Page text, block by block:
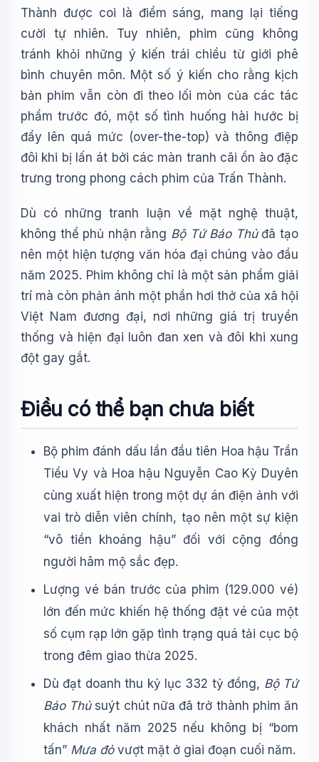
Thành được coi là điểm sáng, mang lại tiếng
cười tự nhiên. Tuy nhiên, phim cũng không
tránh khỏi những ý kiến trái chiều từ giới phê
bình chuyên môn. Một số ý kiến cho rằng kịch
bản phim vẫn còn đi theo lối mòn của các tác
phẩm trước đó, một số tình huống hài hước bị
đẩy lên quá mức (over-the-top) và thông điệp
đôi khi bị lấn át bởi các màn tranh cãi ồn ào đặc
trưng trong phong cách phim của Trấn Thành.
Dù có những tranh luận về mặt nghệ thuật,
không thể phủ nhận rằng Bộ Tứ Báo Thủđã tạo
nên một hiện tượng văn hóa đại chúng vào đầu
năm 2025. Phim không chỉ là một sản phẩm giải
trí mà còn phản ánh một phần hơi thở của xã hội
Việt Nam đương đại, nơi những giá trị truyền
thống và hiện đại luôn đan xen và đôi khi xung
đột gay gắt.
Điều có thể bạn chưa biết
Bộ phim đánh dấu lần đầu tiên Hoa hậu Trần
Tiểu Vy và Hoa hậu Nguyễn Cao Kỳ Duyên
cùng xuất hiện trong một dự án điện ảnh với
vai trò diễn viên chính, tạo nên một sự kiện
“vô tiền khoáng hậu” đối với cộng đồng
người hâm mộ sắc đẹp.
Lượng vé bán trước của phim (129.000 vé)
lớn đến mức khiến hệ thống đặt vé của một
số cụm rạp lớn gặp tình trạng quá tải cục bộ
trong đêm giao thừa 2025.
Dù đạt doanh thu kỷ lục 332 tỷ đồng, Bộ Tứ
Báo Thủsuýt chút nữa đã trở thành phim ăn
khách nhất năm 2025 nếu không bị “bom
tấn” Mưa đỏvượt mặt ở giai đoạn cuối năm.